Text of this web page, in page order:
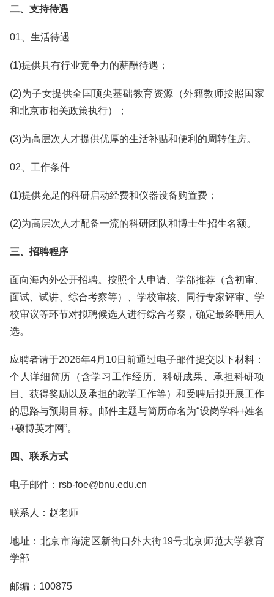
二、支持待遇
01、生活待遇
(1)提供具有行业竞争力的薪酬待遇；
(2)为子女提供全国顶尖基础教育资源（外籍教师按照国家
和北京市相关政策执行）；
(3)为高层次人才提供优厚的生活补贴和便利的周转住房。
02、工作条件
(1)提供充足的科研启动经费和仪器设备购置费；
(2)为高层次人才配备⼀流的科研团队和博士生招生名额。
三、招聘程序
面向海内外公开招聘。按照个人申请、学部推荐（含初审、
面试、试讲、综合考察等）、学校审核、同行专家评审、学
校审议等环节对拟聘候选人进行综合考察，确定最终聘用人
选。
应聘者请于2026年4月10日前通过电子邮件提交以下材料：
个人详细简历（含学习工作经历、科研成果、承担科研项
目、获得奖励以及承担的教学工作等）和受聘后拟开展工作
的思路与预期目标。邮件主题与简历命名为“设岗学科+姓名
+硕博英才网”。
四、联系方式
电子邮件：rsb-foe@bnu.edu.cn
联系人：赵老师
地址：北京市海淀区新街口外大街19号北京师范大学教育
学部
邮编：100875